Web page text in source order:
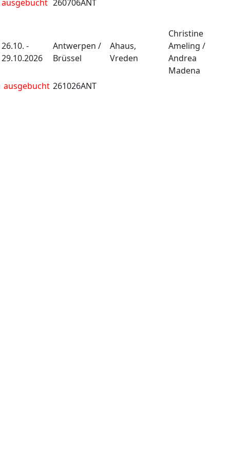
ausgebucht 260706ANT
26.10. -
29.10.2026
Antwerpen /
Brüssel
Ahaus,
Vreden
Christine
Ameling /
Andrea
Madena
ausgebucht 261026ANT